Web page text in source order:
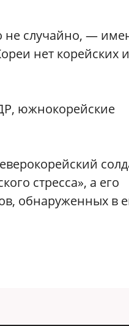
не случайно, —
нет корейских и
южнокорейские
стресса», а его
обнаруженных в